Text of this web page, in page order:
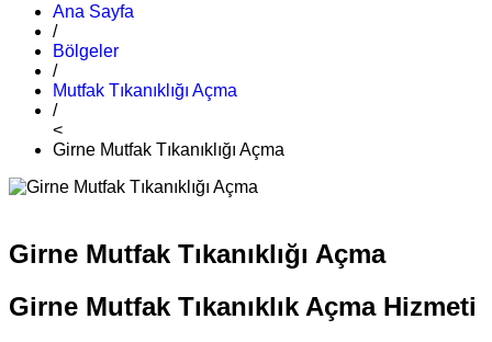
Ana Sayfa
/
Bölgeler
/
Mutfak Tıkanıklığı Açma
/
<
Girne Mutfak Tıkanıklığı Açma
Girne Mutfak Tıkanıklığı Açma
Girne Mutfak Tıkanıklık Açma Hizmeti